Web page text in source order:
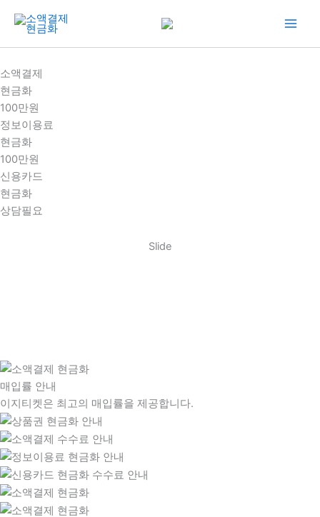
건
너
뛰
기
소액결제
현금화
100만원
정보이용료
현금화
100만원
신용카드
현금화
상담필요
Slide
매입률 안내
이지티켓은 최고의 매입률을 제공합니다.